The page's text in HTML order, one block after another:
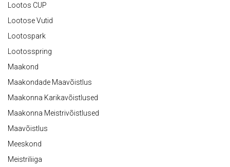
Lootos CUP
Lootose Vutid
Lootospark
Lootosspring
Maakond
Maakondade Maavõistlus
Maakonna Karikavõistlused
Maakonna Meistrivõistlused
Maavõistlus
Meeskond
Meistriliiga